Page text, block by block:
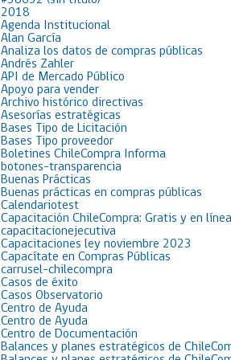
2018
Agenda Institucional
Alan García
Analiza los datos de compras públicas
Andrés Zahler
API de Mercado Público
Apoyo para vender
Archivo histórico directivas
Asesorías estratégicas
Bases Tipo de Licitación
Bases Tipo proveedor
Boletines ChileCompra Informa
botones-transparencia
Buenas Prácticas
Buenas prácticas en compras públicas
Calendariotest
Capacitación ChileCompra: Gratis y en línea
capacitacionejecutiva
Capacitaciones ley noviembre 2023
Capacítate en Compras Públicas
carrusel-chilecompra
Casos de éxito
Casos Observatorio
Centro de Ayuda
Centro de Ayuda
Centro de Documentación
Balances y planes estratégicos de